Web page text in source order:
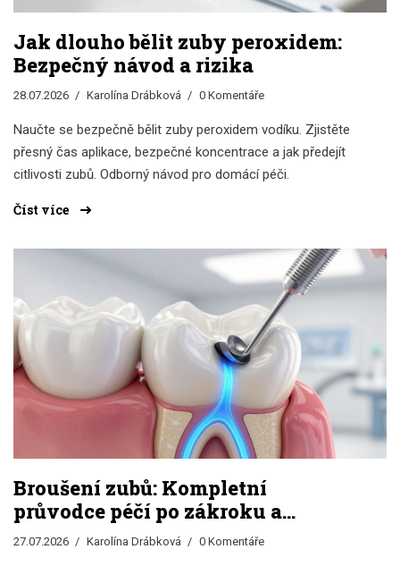
Jak dlouho bělit zuby peroxidem:
Bezpečný návod a rizika
28.07.2026 Karolína Drábková 0 Komentáře
Naučte se bezpečně bělit zuby peroxidem vodíku. Zjistěte
přesný čas aplikace, bezpečné koncentrace a jak předejít
citlivosti zubů. Odborný návod pro domácí péči.
Číst více
Broušení zubů: Kompletní
průvodce péčí po zákroku a
prevence citlivosti
27.07.2026 Karolína Drábková 0 Komentáře